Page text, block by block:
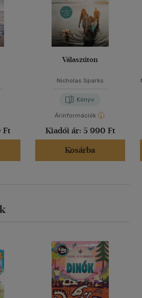
Ft
Válaszúton
Nicholas Sparks
Könyv
Árinformációk
Kiadói ár: 5 990 Ft
Kosárba